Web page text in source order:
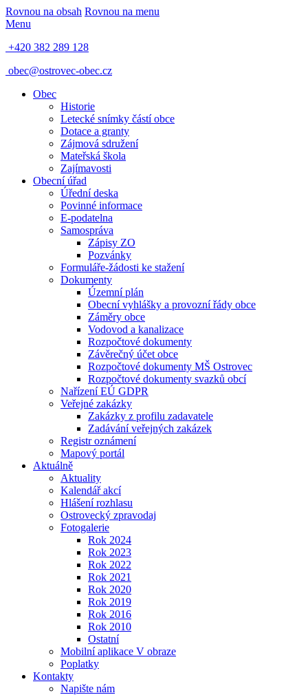
Rovnou na obsah Rovnou na menu
Menu
+420 382 289 128
obec@ostrovec-obec.cz
Obec
Historie
Letecké snímky částí obce
Dotace a granty
Zájmová sdružení
Mateřská škola
Zajímavosti
Obecní úřad
Úřední deska
Povinné informace
E-podatelna
Samospráva
Zápisy ZO
Pozvánky
Formuláře-žádosti ke stažení
Dokumenty
Územní plán
Obecní vyhlášky a provozní řády obce
Záměry obce
Vodovod a kanalizace
Rozpočtové dokumenty
Závěrečný účet obce
Rozpočtové dokumenty MŠ Ostrovec
Rozpočtové dokumenty svazků obcí
Nařízení EÚ GDPR
Veřejné zakázky
Zakázky z profilu zadavatele
Zadávání veřejných zakázek
Registr oznámení
Mapový portál
Aktuálně
Aktuality
Kalendář akcí
Hlášení rozhlasu
Ostrovecký zpravodaj
Fotogalerie
Rok 2024
Rok 2023
Rok 2022
Rok 2021
Rok 2020
Rok 2019
Rok 2016
Rok 2010
Ostatní
Mobilní aplikace V obraze
Poplatky
Kontakty
Napište nám